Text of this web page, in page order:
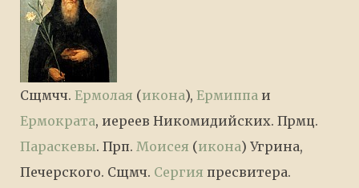
Сщмчч. Ермолая (икона), Ермиппа и
Ермократа, иереев Никомидийских. Прмц.
Параскевы. Прп. Моисея (икона) Угрина,
Печерского. Сщмч. Сергия пресвитера.